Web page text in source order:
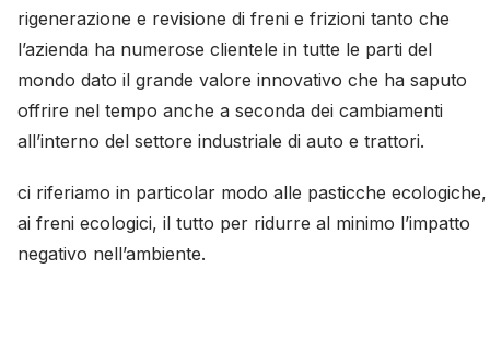
rigenerazione e revisione di freni e frizioni tanto che
l’azienda ha numerose clientele in tutte le parti del
mondo dato il grande valore innovativo che ha saputo
offrire nel tempo anche a seconda dei cambiamenti
all’interno del settore industriale di auto e trattori.
ci riferiamo in particolar modo alle pasticche ecologiche,
ai freni ecologici, il tutto per ridurre al minimo l’impatto
negativo nell’ambiente.